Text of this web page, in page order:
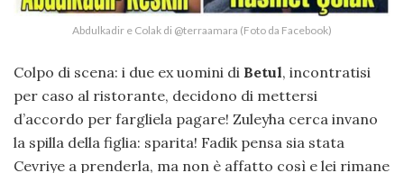
Abdulkadir e Colak di @terraamara (Foto da Facebook)
Colpo di scena: i due ex uomini di Betul, incontratisi
per caso al ristorante, decidono di mettersi
d’accordo per fargliela pagare! Zuleyha cerca invano
la spilla della figlia: sparita! Fadik pensa sia stata
Cevriye a prenderla, ma non è affatto così e lei rimane